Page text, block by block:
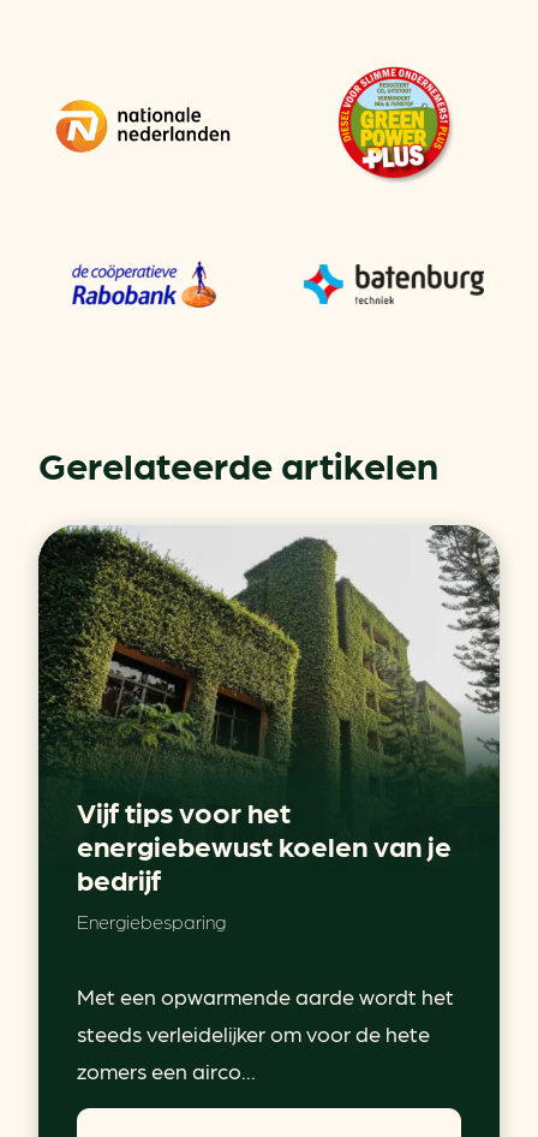
Gerelateerde artikelen
Vijf tips voor het
energiebewust koelen van je
bedrijf
Energiebesparing
Met een opwarmende aarde wordt het
steeds verleidelijker om voor de hete
zomers een airco...